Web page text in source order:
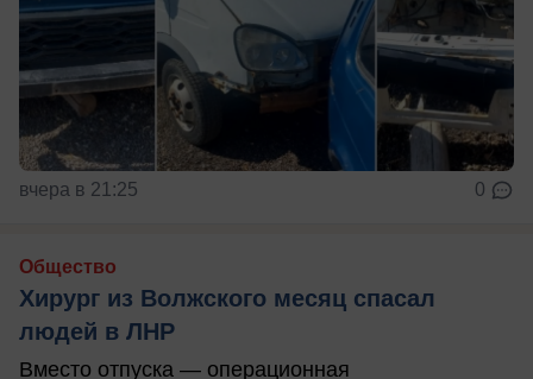
вчера в 21:25 0
Общество
Хирург из Волжского месяц спасал
людей в ЛНР
Вместо отпуска — операционная